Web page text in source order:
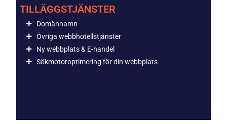
TILLÄGGSTJÄNSTER
Domännamn
Övriga webbhotellstjänster
Ny webbplats & E-handel
Sökmotoroptimering för din webbplats